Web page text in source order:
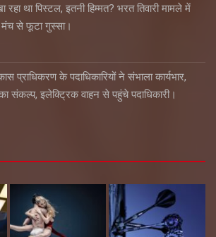
रहा था पिस्टल, इतनी हिम्मत? भरत तिवारी मामले में
मंच से फूटा गुस्सा।
प्राधिकरण के पदाधिकारियों ने संभाला कार्यभार,
संकल्प, इलेक्ट्रिक वाहन से पहुंचे पदाधिकारी।